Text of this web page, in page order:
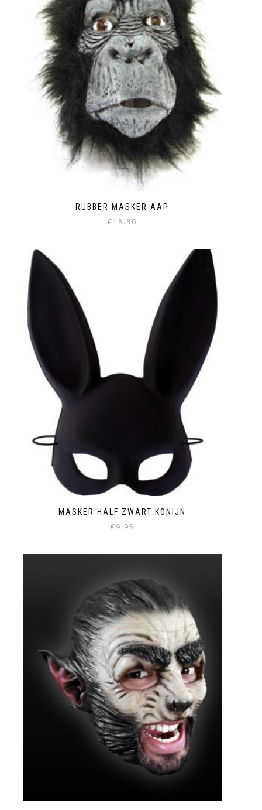
RUBBER MASKER AAP
€18.36
MASKER HALF ZWART KONIJN
€9.95